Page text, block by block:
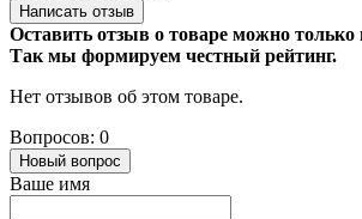
Написать отзыв
Оставить отзыв о товаре можно только
Так мы формируем честный рейтинг.
Нет отзывов об этом товаре.
Вопросов: 0
Новый вопрос
Ваше имя